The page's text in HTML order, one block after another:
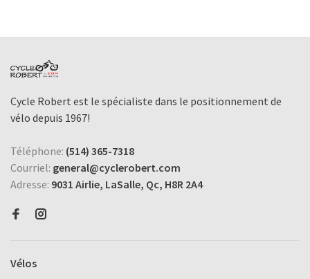
Cycle Robert est le spécialiste dans le positionnement de
vélo depuis 1967!
Téléphone: (514) 365-7318
Courriel: general@cyclerobert.com
Adresse: 9031 Airlie, LaSalle, Qc, H8R 2A4
Vélos